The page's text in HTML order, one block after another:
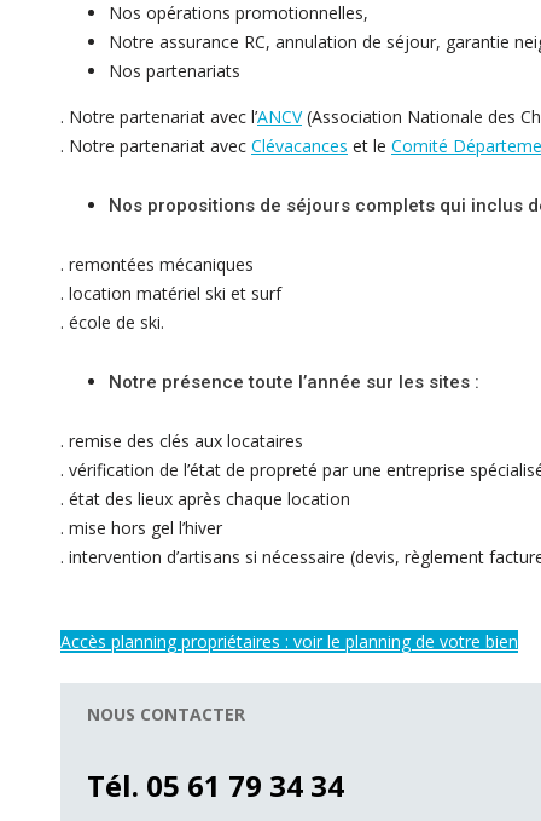
Nos opérations promotionnelles,
Notre assurance RC, annulation de séjour, garantie
Nos partenariats
. Notre partenariat avec l’ANCV(Association Nationale des
. Notre partenariat avec Clévacances et le Comité
Nos propositions de séjours complets qui inclus
. remontées mécaniques
. location matériel ski et surf
. école de ski.
Notre présence toute l’année sur les sites :
. remise des clés aux locataires
. vérification de l’état de propreté par une entreprise
. état des lieux après chaque location
. mise hors gel l’hiver
. intervention d’artisans si nécessaire (devis, règlement
Accès planning propriétaires : voir le planning de votre bien
NOUS CONTACTER
Tél. 05 61 79 34 34